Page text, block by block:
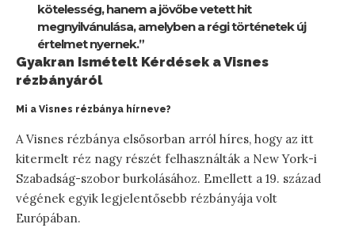
kötelesség, hanem a jövőbe vetett hit
megnyilvánulása, amelyben a régi történetek új
értelmet nyernek.”
Gyakran Ismételt Kérdések a Visnes
rézbányáról
Mi a Visnes rézbánya hírneve?
A Visnes rézbánya elsősorban arról híres, hogy az itt
kitermelt réz nagy részét felhasználták a New York-i
Szabadság-szobor burkolásához. Emellett a 19. század
végének egyik legjelentősebb rézbányája volt
Európában.